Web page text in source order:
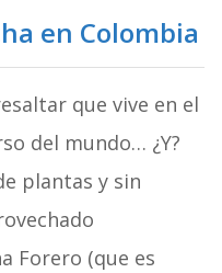
en Colombia
que vive en el
del mundo… ¿Y?
plantas y sin
Forero (que es